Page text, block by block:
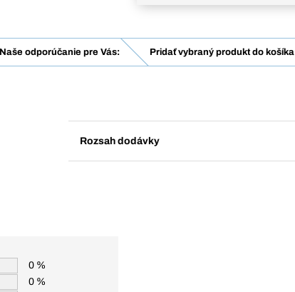
Naše odporúčanie pre Vás: Pridať vybraný produkt do košíka
Rozsah dodávky
0 %
0 %